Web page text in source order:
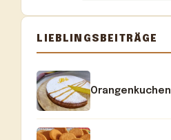
LIEBLINGSBEITRÄGE
Orangenkuchen